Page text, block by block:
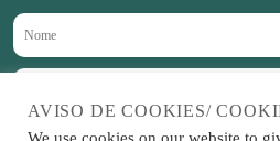
AVISO DE COOKIES/